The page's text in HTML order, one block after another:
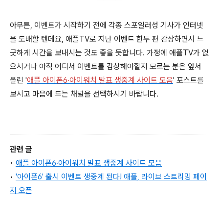
아무튼, 이벤트가 시작하기 전에 각종 스포일러성 기사가 인터넷
을 도배할 텐데요, 애플TV로 지난 이벤트 한두 편 감상하면서 느
긋하게 시간을 보내시는 것도 좋을 듯합니다. 가정에 애플TV가 없
으시거나 아직 어디서 이벤트를 감상해야할지 모르는 분은 앞서
올린 '애플 아이폰6∙아이워치 발표 생중계 사이트 모음' 포스트를
보시고 마음에 드는 채널을 선택하시기 바랍니다.
관련 글
• 애플 아이폰6∙아이워치 발표 생중계 사이트 모음
• '아이폰6' 출시 이벤트 생중계 된다! 애플, 라이브 스트리밍 페이
지 오픈